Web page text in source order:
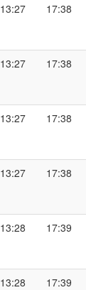
13:27 17:38
13:27 17:38
13:27 17:38
13:27 17:38
13:28 17:39
13:28 17:39